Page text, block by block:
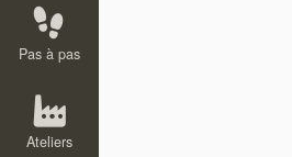
Pas à pas
Ateliers